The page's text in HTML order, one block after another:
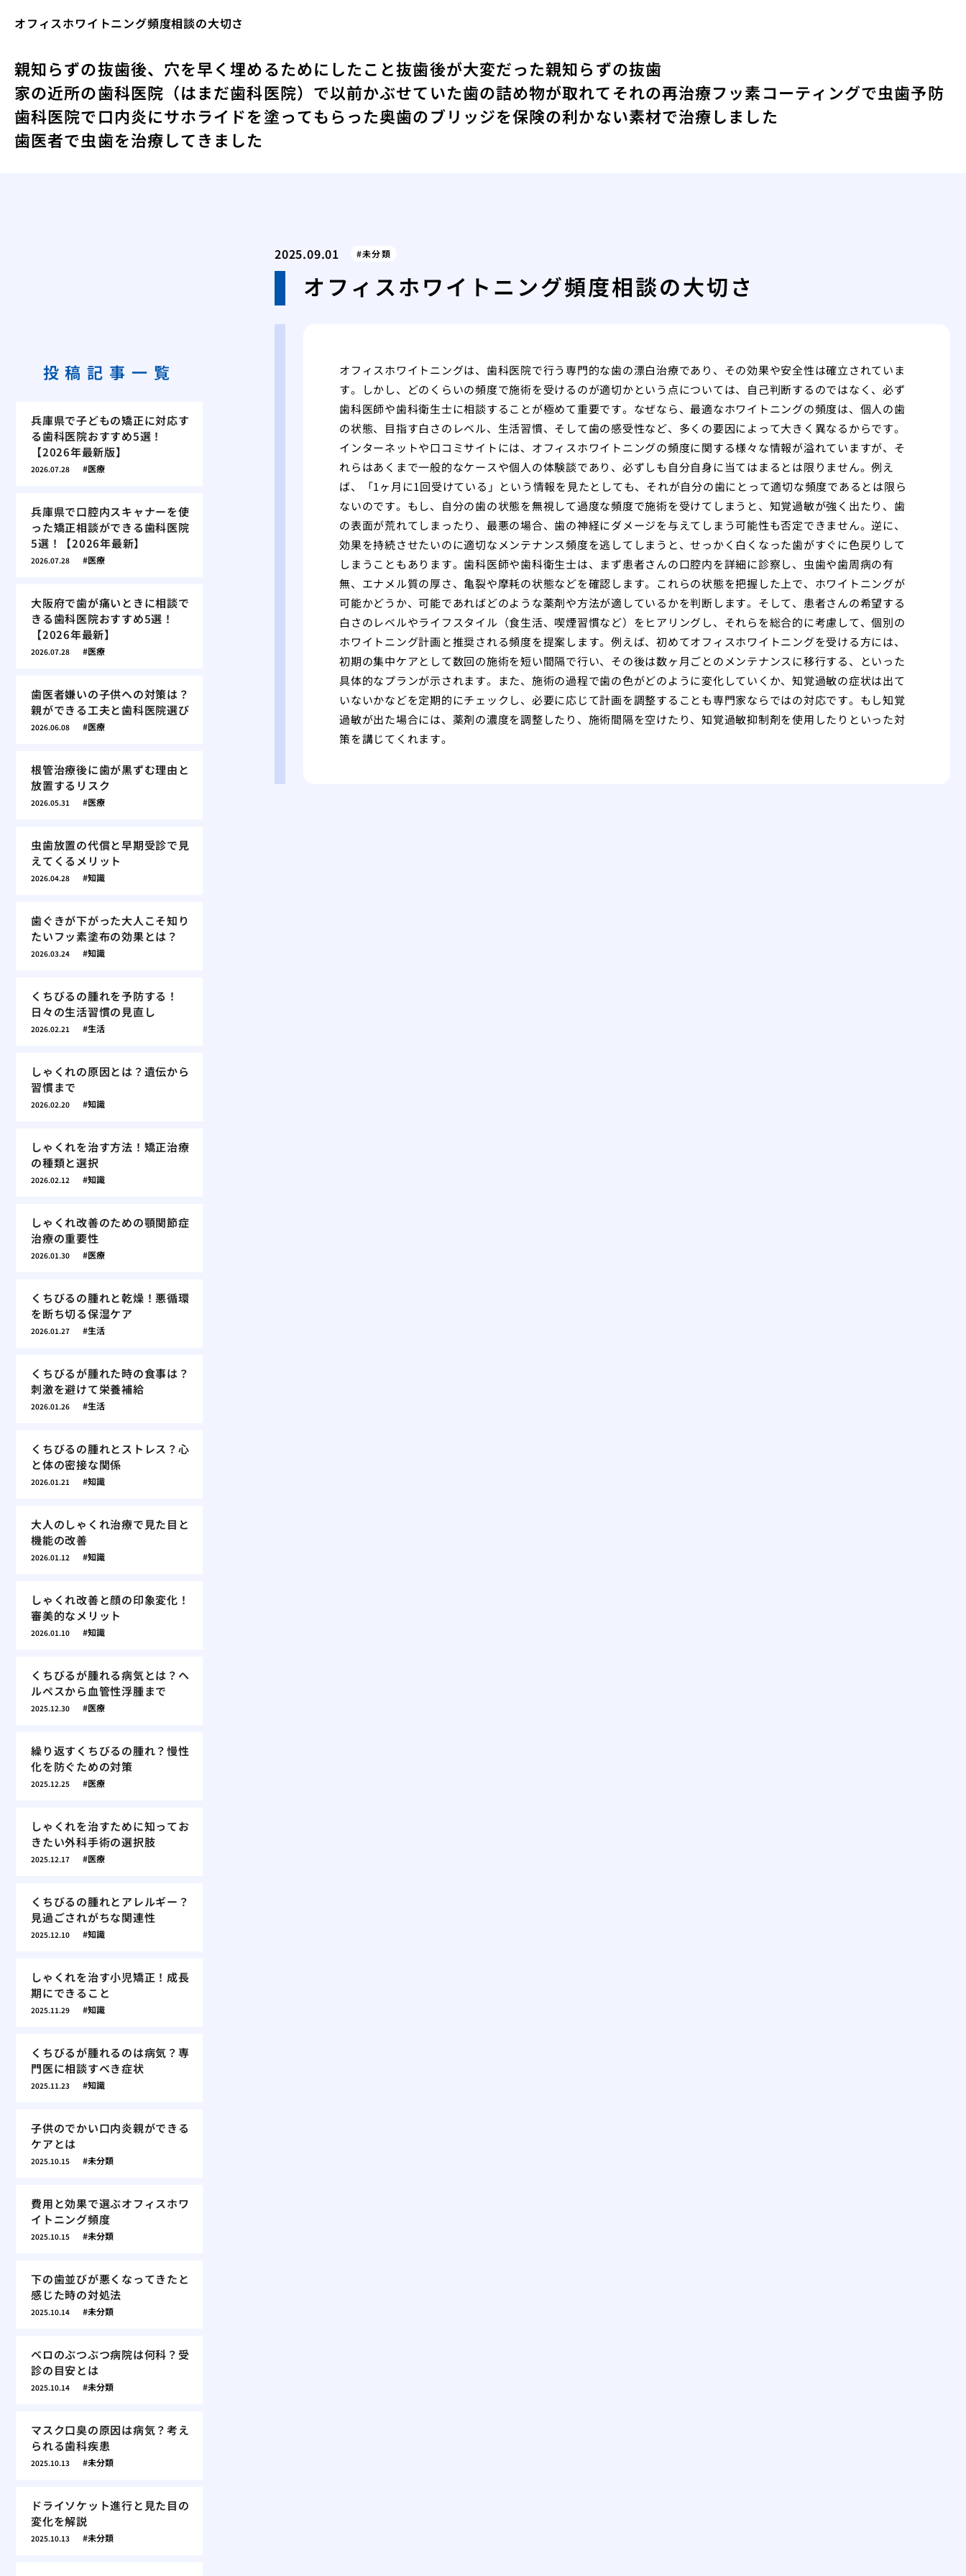
オフィスホワイトニング頻度相談の大切さ
親知らずの抜歯後、穴を早く埋めるためにしたこと抜歯後が大変だった親知らずの抜歯
家の近所の歯科医院（はまだ歯科医院）で以前かぶせていた歯の詰め物が取れてそれの再治療フッ素コーティングで虫歯予防
歯科医院で口内炎にサホライドを塗ってもらった奥歯のブリッジを保険の利かない素材で治療しました
歯医者で虫歯を治療してきました
2025.09.01 未分類
オフィスホワイトニング頻度相談の大切さ
オフィスホワイトニングは、歯科医院で行う専門的な歯の漂白治療であり、その効果や安全性は確立されていま
す。しかし、どのくらいの頻度で施術を受けるのが適切かという点については、自己判断するのではなく、必ず
歯科医師や歯科衛生士に相談することが極めて重要です。なぜなら、最適なホワイトニングの頻度は、個人の歯
の状態、目指す白さのレベル、生活習慣、そして歯の感受性など、多くの要因によって大きく異なるからです。
インターネットや口コミサイトには、オフィスホワイトニングの頻度に関する様々な情報が溢れていますが、そ
れらはあくまで一般的なケースや個人の体験談であり、必ずしも自分自身に当てはまるとは限りません。例え
ば、「1ヶ月に1回受けている」という情報を見たとしても、それが自分の歯にとって適切な頻度であるとは限ら
ないのです。もし、自分の歯の状態を無視して過度な頻度で施術を受けてしまうと、知覚過敏が強く出たり、歯
の表面が荒れてしまったり、最悪の場合、歯の神経にダメージを与えてしまう可能性も否定できません。逆に、
効果を持続させたいのに適切なメンテナンス頻度を逃してしまうと、せっかく白くなった歯がすぐに色戻りして
しまうこともあります。歯科医師や歯科衛生士は、まず患者さんの口腔内を詳細に診察し、虫歯や歯周病の有
無、エナメル質の厚さ、亀裂や摩耗の状態などを確認します。これらの状態を把握した上で、ホワイトニングが
可能かどうか、可能であればどのような薬剤や方法が適しているかを判断します。そして、患者さんの希望する
白さのレベルやライフスタイル（食生活、喫煙習慣など）をヒアリングし、それらを総合的に考慮して、個別の
ホワイトニング計画と推奨される頻度を提案します。例えば、初めてオフィスホワイトニングを受ける方には、
初期の集中ケアとして数回の施術を短い間隔で行い、その後は数ヶ月ごとのメンテナンスに移行する、といった
具体的なプランが示されます。また、施術の過程で歯の色がどのように変化していくか、知覚過敏の症状は出て
いないかなどを定期的にチェックし、必要に応じて計画を調整することも専門家ならではの対応です。もし知覚
過敏が出た場合には、薬剤の濃度を調整したり、施術間隔を空けたり、知覚過敏抑制剤を使用したりといった対
策を講じてくれます。
投稿記事一覧
兵庫県で子どもの矯正に対応す
る歯科医院おすすめ5選！
【2026年最新版】
2026.07.28 医療
兵庫県で口腔内スキャナーを使
った矯正相談ができる歯科医院
5選！【2026年最新】
2026.07.28 医療
大阪府で歯が痛いときに相談で
きる歯科医院おすすめ5選！
【2026年最新】
2026.07.28 医療
歯医者嫌いの子供への対策は？
親ができる工夫と歯科医院選び
2026.06.08 医療
根管治療後に歯が黒ずむ理由と
放置するリスク
2026.05.31 医療
虫歯放置の代償と早期受診で見
えてくるメリット
2026.04.28 知識
歯ぐきが下がった大人こそ知り
たいフッ素塗布の効果とは？
2026.03.24 知識
くちびるの腫れを予防する！
日々の生活習慣の見直し
2026.02.21 生活
しゃくれの原因とは？遺伝から
習慣まで
2026.02.20 知識
しゃくれを治す方法！矯正治療
の種類と選択
2026.02.12 知識
しゃくれ改善のための顎関節症
治療の重要性
2026.01.30 医療
くちびるの腫れと乾燥！悪循環
を断ち切る保湿ケア
2026.01.27 生活
くちびるが腫れた時の食事は？
刺激を避けて栄養補給
2026.01.26 生活
くちびるの腫れとストレス？心
と体の密接な関係
2026.01.21 知識
大人のしゃくれ治療で見た目と
機能の改善
2026.01.12 知識
しゃくれ改善と顔の印象変化！
審美的なメリット
2026.01.10 知識
くちびるが腫れる病気とは？ヘ
ルペスから血管性浮腫まで
2025.12.30 医療
繰り返すくちびるの腫れ？慢性
化を防ぐための対策
2025.12.25 医療
しゃくれを治すために知ってお
きたい外科手術の選択肢
2025.12.17 医療
くちびるの腫れとアレルギー？
見過ごされがちな関連性
2025.12.10 知識
しゃくれを治す小児矯正！成長
期にできること
2025.11.29 知識
くちびるが腫れるのは病気？専
門医に相談すべき症状
2025.11.23 知識
子供のでかい口内炎親ができる
ケアとは
2025.10.15 未分類
費用と効果で選ぶオフィスホワ
イトニング頻度
2025.10.15 未分類
下の歯並びが悪くなってきたと
感じた時の対処法
2025.10.14 未分類
ベロのぶつぶつ病院は何科？受
診の目安とは
2025.10.14 未分類
マスク口臭の原因は病気？考え
られる歯科疾患
2025.10.13 未分類
ドライソケット進行と見た目の
変化を解説
2025.10.13 未分類